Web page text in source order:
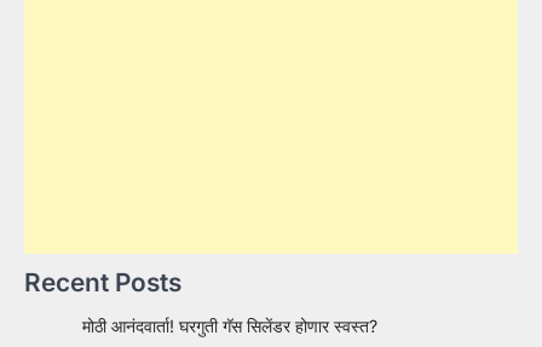
Recent Posts
मोठी आनंदवार्ता! घरगुती गॅस सिलेंडर होणार स्वस्त?